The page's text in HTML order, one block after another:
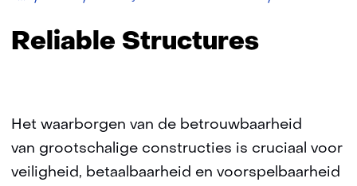
Reliable Structures
Het waarborgen van de betrouwbaarheid
van grootschalige constructies is cruciaal voor
veiligheid, betaalbaarheid en voorspelbaarheid